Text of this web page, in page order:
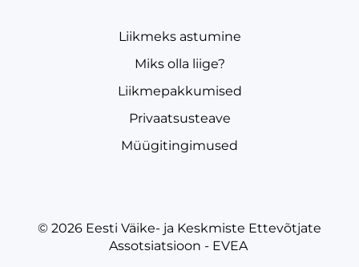
Liikmeks astumine
Miks olla liige?
Liikmepakkumised
Privaatsusteave
Müügitingimused
© 2026 Eesti Väike- ja Keskmiste Ettevõtjate
Assotsiatsioon - EVEA